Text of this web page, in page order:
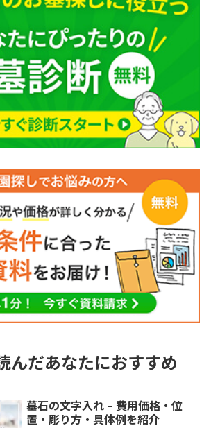
んだあなたにおすすめ
墓石の文字入れ – 費用価格・位
置・彫り方・具体例を紹介